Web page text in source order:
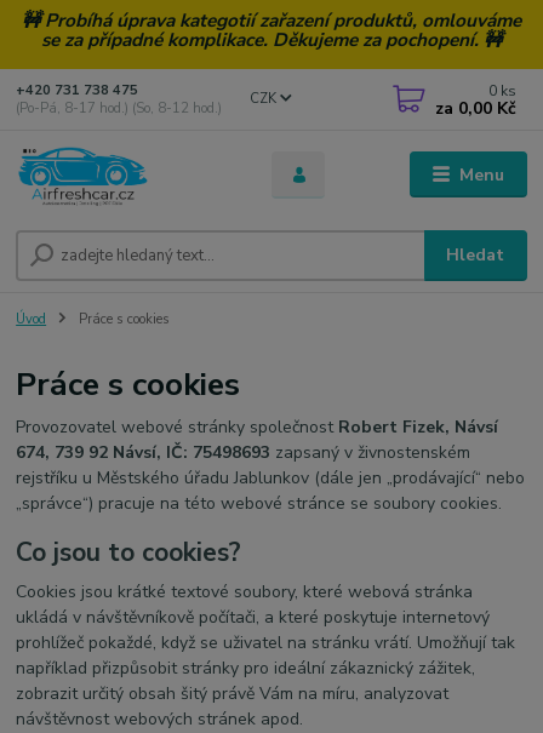
🚧 Probíhá úprava kategotií zařazení produktů, omlouváme
se za případné komplikace. Děkujeme za pochopení. 🚧
Menu
CZK
Hledat
+420 731 738 475
(Po-Pá, 8-17 hod.) (So, 8-12 hod.)
0 ks
za 0,00 Kč
Úvod Práce s cookies
Práce s cookies
Provozovatel webové stránky společnost Robert Fizek, Návsí
674, 739 92 Návsí, IČ: 75498693 zapsaný v živnostenském
rejstříku u Městského úřadu Jablunkov (dále jen „prodávající“ nebo
„správce“) pracuje na této webové stránce se soubory cookies.
Co jsou to cookies?
Cookies jsou krátké textové soubory, které webová stránka
ukládá v návštěvníkově počítači, a které poskytuje internetový
prohlížeč pokaždé, když se uživatel na stránku vrátí. Umožňují tak
například přizpůsobit stránky pro ideální zákaznický zážitek,
zobrazit určitý obsah šitý právě Vám na míru, analyzovat
návštěvnost webových stránek apod.